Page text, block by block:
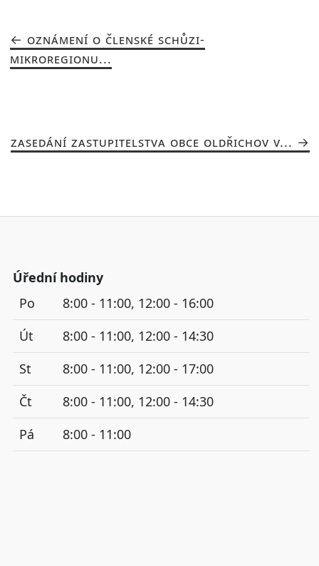
OZNÁMENÍ O ČLENSKÉ SCHŮZI-
MIKROREGIONU...
ZASEDÁNÍ ZASTUPITELSTVA OBCE OLDŘICHOV V...
Úřední hodiny
Po
8:00 - 11:00, 12:00 - 16:00
Út
8:00 - 11:00, 12:00 - 14:30
St
8:00 - 11:00, 12:00 - 17:00
Čt
8:00 - 11:00, 12:00 - 14:30
Pá
8:00 - 11:00